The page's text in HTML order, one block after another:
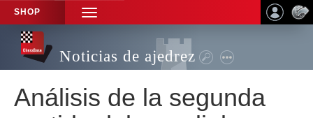
SHOP
TOGGLE
NAVIGATION
Noticias de ajedrez
Análisis de la segunda